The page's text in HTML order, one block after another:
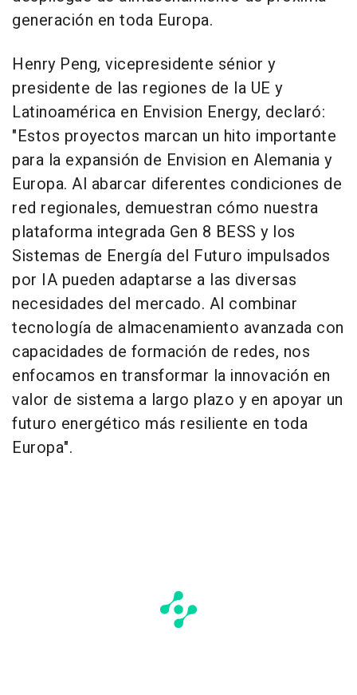
generación en toda Europa.
Henry Peng, vicepresidente sénior y
presidente de las regiones de la UE y
Latinoamérica en Envision Energy, declaró:
"Estos proyectos marcan un hito importante
para la expansión de Envision en Alemania y
Europa. Al abarcar diferentes condiciones de
red regionales, demuestran cómo nuestra
plataforma integrada Gen 8 BESS y los
Sistemas de Energía del Futuro impulsados
por IA pueden adaptarse a las diversas
necesidades del mercado. Al combinar
tecnología de almacenamiento avanzada con
capacidades de formación de redes, nos
enfocamos en transformar la innovación en
valor de sistema a largo plazo y en apoyar un
futuro energético más resiliente en toda
Europa".